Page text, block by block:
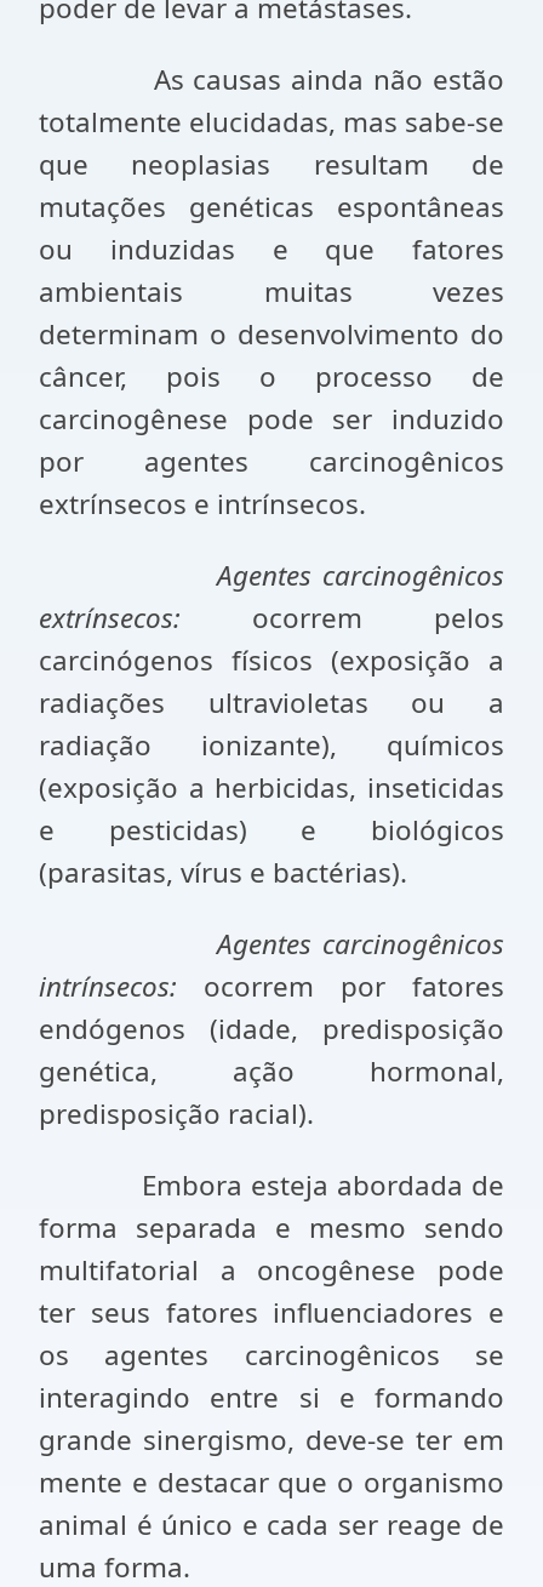
poder de levar a metástases.
As causas ainda não estão
totalmente elucidadas, mas sabe-se
que neoplasias resultam de
mutações genéticas espontâneas
ou induzidas e que fatores
ambientais muitas vezes
determinam o desenvolvimento do
câncer, pois o processo de
carcinogênese pode ser induzido
por agentes carcinogênicos
extrínsecos e intrínsecos.
Agentes carcinogênicos
extrínsecos: ocorrem pelos
carcinógenos físicos (exposição a
radiações ultravioletas ou a
radiação ionizante), químicos
(exposição a herbicidas, inseticidas
e pesticidas) e biológicos
(parasitas, vírus e bactérias).
Agentes carcinogênicos
intrínsecos: ocorrem por fatores
endógenos (idade, predisposição
genética, ação hormonal,
predisposição racial).
Embora esteja abordada de
forma separada e mesmo sendo
multifatorial a oncogênese pode
ter seus fatores influenciadores e
os agentes carcinogênicos se
interagindo entre si e formando
grande sinergismo, deve-se ter em
mente e destacar que o organismo
animal é único e cada ser reage de
uma forma.